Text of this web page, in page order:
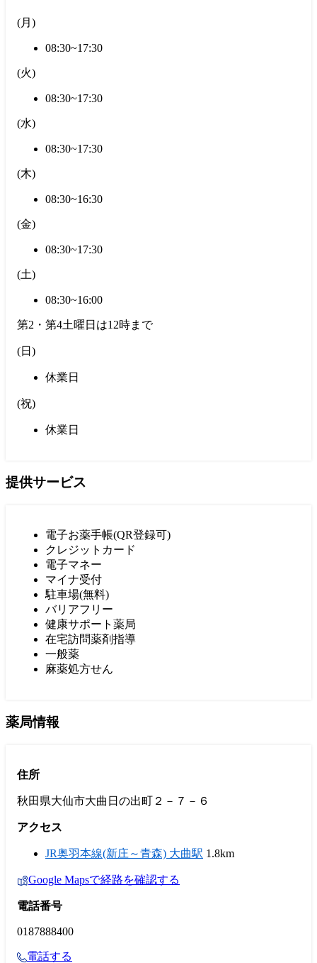
(月 )
08:30~17:30
(火)
08:30~17:30
(水)
08:30~17:30
(木)
08:30~16:30
(金)
08:30~17:30
(土)
08:30~16:00
第2・第4土曜日は12時まで
(日 )
休業日
(祝)
休業日
提供サービス
電子お薬手帳(QR登録可)
クレジットカード
電子マネー
マイナ受付
駐車場(無料)
バリアフリー
健康サポート薬局
在宅訪問薬剤指導
一般薬
麻薬処方せん
薬局情報
住所
秋田県大仙市大曲日の出町２－７－６
アクセス
JR奥羽本線(新庄～青森) 大曲駅 1.8km
Google Mapsで経路を確認する
電話番号
0187888400
電話する